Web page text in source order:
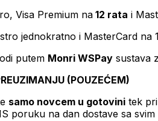
Visa Premium na 12 rata i
jednokratno i MasterCard na
putem Monri WSPay sustava
(POUZEĆEM)
samo novcem u gotovini tek
poruku na dan dostave sa svim